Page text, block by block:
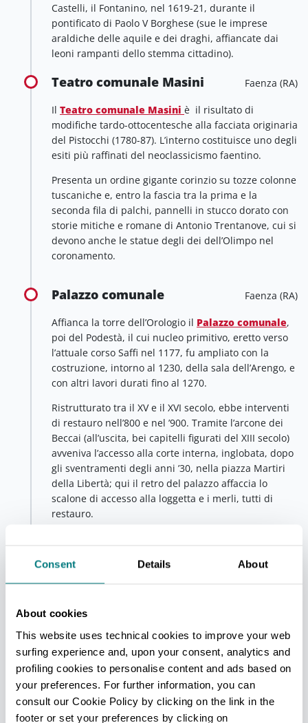
Consent Details About
About cookies
This website uses technical cookies to improve your web
surfing experience and, upon your consent, analytics and
profiling cookies to personalise content and ads based on
your preferences. For further information, you can
consult our Cookie Policy by clicking on the link in the
footer or set your preferences by clicking on
Castelli, il Fontanino, nel 1619-21, durante il
pontificato di Paolo V Borghese (sue le imprese
araldiche delle aquile e dei draghi, affiancate dai
leoni rampanti dello stemma cittadino).
Teatro comunale Masini Faenza (RA)
Il Teatro comunale Masini è il risultato di
modifiche tardo-ottocentesche alla facciata originaria
del Pistocchi (1780-87). L’interno costituisce uno degli
esiti più raffinati del neoclassicismo faentino.
Presenta un ordine gigante corinzio su tozze colonne
tuscaniche e, entro la fascia tra la prima e la
seconda fila di palchi, pannelli in stucco dorato con
storie mitiche e romane di Antonio Trentanove, cui si
devono anche le statue degli dei dell’Olimpo nel
coronamento.
Palazzo comunale Faenza (RA)
Affianca la torre dell’Orologio il Palazzo comunale,
poi del Podestà, il cui nucleo primitivo, eretto verso
l’attuale corso Saffi nel 1177, fu ampliato con la
costruzione, intorno al 1230, della sala dell’Arengo, e
con altri lavori durati fino al 1270.
Ristrutturato tra il XV e il XVI secolo, ebbe interventi
di restauro nell’800 e nel ’900. Tramite l’arcone dei
Beccai (all’uscita, bei capitelli figurati del XIII secolo)
avveniva l’accesso alla corte interna, inglobata, dopo
gli sventramenti degli anni ’30, nella piazza Martiri
della Libertà; qui il retro del palazzo affaccia lo
scalone di accesso alla loggetta e i merli, tutti di
restauro.
parte ricostruite; è oggi sede di manifestazioni
espositive.
Piazza del Popolo
Piazzafiancheggiata da due portici a doppio ordine,
che le conferiscono un carattere unitario e armonico,
risultato del lungo processo di addizioni e
sostituzioni edilizie avviato nel 1470 con la
ricostruzione, per volontà di Carlo II Manfredi, del